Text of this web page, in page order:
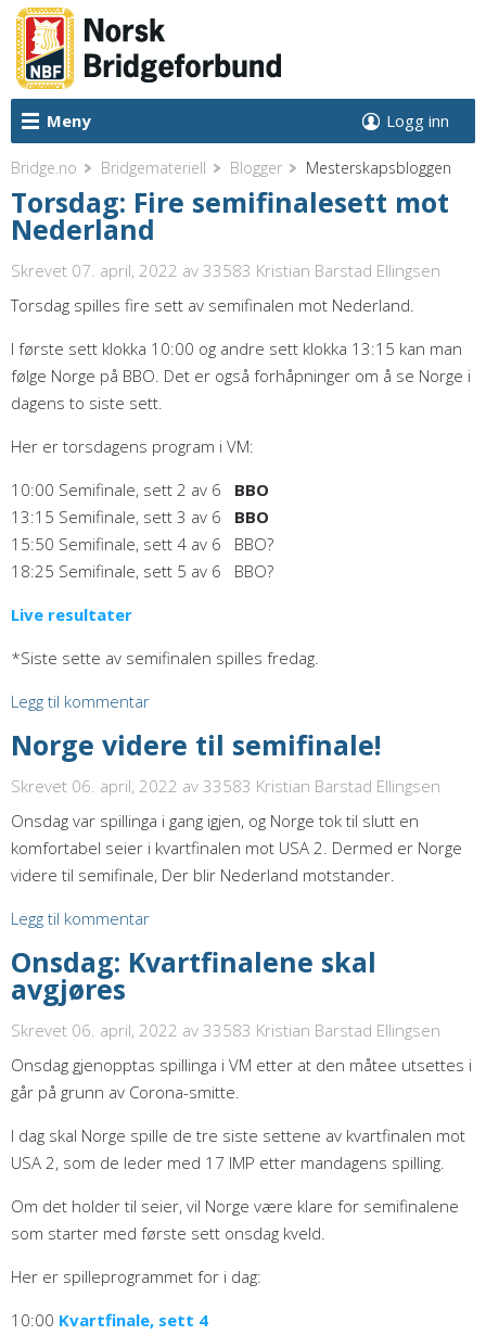
Meny Logg inn
Bridge.no Bridgemateriell Blogger Mesterskapsbloggen
Torsdag: Fire semifinalesett mot
Nederland
Skrevet 07. april, 2022 av 33583 Kristian Barstad Ellingsen
Torsdag spilles fire sett av semifinalen mot Nederland.
I første sett klokka 10:00 og andre sett klokka 13:15 kan man
følge Norge på BBO. Det er også forhåpninger om å se Norge i
dagens to siste sett.
Her er torsdagens program i VM:
10:00 Semifinale, sett 2 av 6
BBO
13:15 Semifinale, sett 3 av 6 BBO
15:50 Semifinale, sett 4 av 6 BBO?
18:25 Semifinale, sett 5 av 6 BBO?
Live resultater
*Siste sette av semifinalen spilles fredag.
Legg til kommentar
Norge videre til semifinale!
Skrevet 06. april, 2022 av 33583 Kristian Barstad Ellingsen
Onsdag var spillinga i gang igjen, og Norge tok til slutt en
komfortabel seier i kvartfinalen mot USA 2. Dermed er Norge
videre til semifinale, Der blir Nederland motstander.
Legg til kommentar
Onsdag: Kvartfinalene skal
avgjøres
Skrevet 06. april, 2022 av 33583 Kristian Barstad Ellingsen
Onsdag gjenopptas spillinga i VM etter at den måtee utsettes i
går på grunn av Corona-smitte.
I dag skal Norge spille de tre siste settene av kvartfinalen mot
USA 2, som de leder med 17 IMP etter mandagens spilling.
Om det holder til seier, vil Norge være klare for semifinalene
som starter med første sett onsdag kveld.
Her er spilleprogrammet for i dag:
10:00 Kvartfinale, sett 4